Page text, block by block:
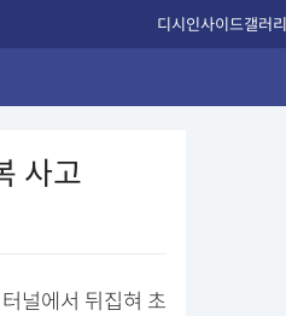
디시인사이드갤러리
사고
널에서 뒤집혀 초